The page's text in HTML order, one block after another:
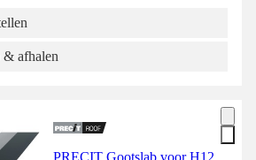
& afhalen
PRECIT Gootslab voor H12